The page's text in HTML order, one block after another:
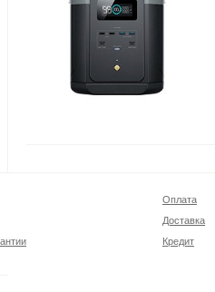
Оплата
Доставка
Кредит